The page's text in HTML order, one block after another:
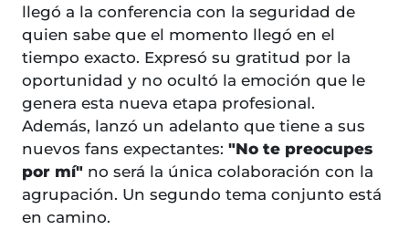
llegó a la conferencia con la seguridad de
quien sabe que el momento llegó en el
tiempo exacto. Expresó su gratitud por la
oportunidad y no ocultó la emoción que le
genera esta nueva etapa profesional.
Además, lanzó un adelanto que tiene a sus
nuevos fans expectantes: "No te preocupes
por mí" no será la única colaboración con la
agrupación. Un segundo tema conjunto está
en camino.